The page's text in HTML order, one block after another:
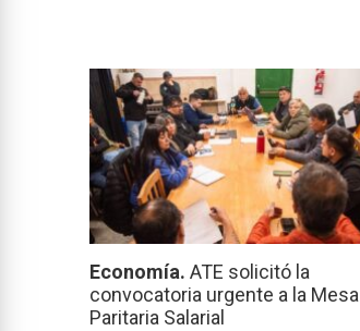
Economía. ATE solicitó la
convocatoria urgente a la Mesa
Paritaria Salarial